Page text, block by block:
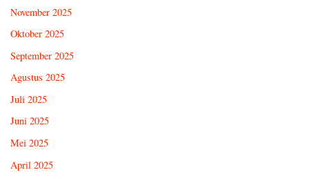
November 2025
Oktober 2025
September 2025
Agustus 2025
Juli 2025
Juni 2025
Mei 2025
April 2025